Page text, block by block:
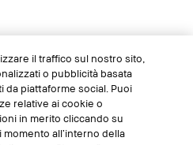
il traffico sul nostro sito,
o pubblicità basata
piattaforme social. Puoi
relative ai cookie o
in merito cliccando su
momento all’interno della